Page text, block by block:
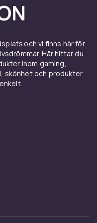
och stabilare
Många
alternativ till en
projekt. Behöver
för verktyg och
hjul i flera
av verktyg som
stegar och
vilken modell
ett stabilt
inom den
och vi finns här för
Här hittar du
inom gaming,
skönhet och produkter